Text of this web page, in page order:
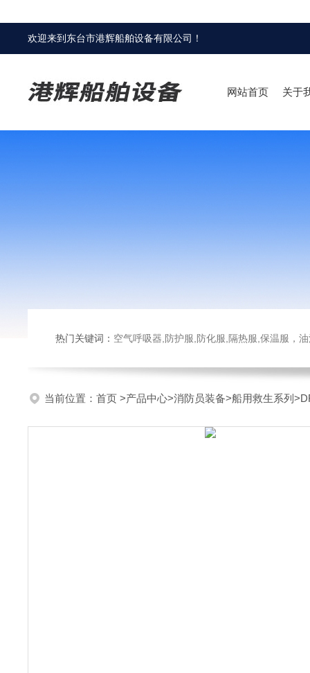
欢迎来到 东台市港辉船舶设备有限公司 ！
网站首页 关于
热门关键词： 空气呼吸器,防护服,防化服,隔热服,保温服，
当前位置： 首页 >产品中心>消防员装备>船用救生系列